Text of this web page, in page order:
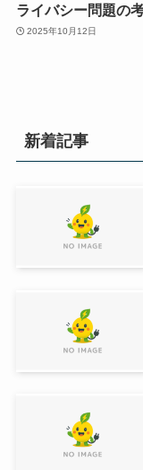
ライバシー問題の
2025年10月12日
新着記事